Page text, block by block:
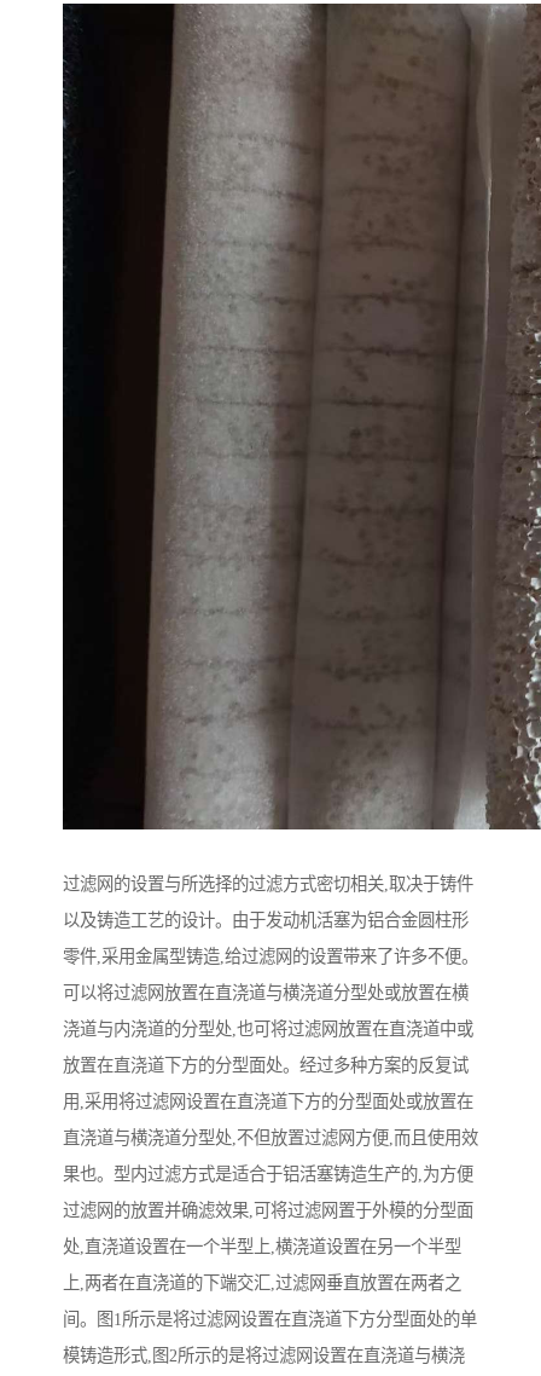
过滤网的设置与所选择的过滤方式密切相关,取决于铸件
以及铸造工艺的设计。由于发动机活塞为铝合金圆柱形
零件,采用金属型铸造,给过滤网的设置带来了许多不便。
可以将过滤网放置在直浇道与横浇道分型处或放置在横
浇道与内浇道的分型处,也可将过滤网放置在直浇道中或
放置在直浇道下方的分型面处。经过多种方案的反复试
用,采用将过滤网设置在直浇道下方的分型面处或放置在
直浇道与横浇道分型处,不但放置过滤网方便,而且使用效
果也。型内过滤方式是适合于铝活塞铸造生产的,为方便
过滤网的放置并确滤效果,可将过滤网置于外模的分型面
处,直浇道设置在一个半型上,横浇道设置在另一个半型
上,两者在直浇道的下端交汇,过滤网垂直放置在两者之
间。图1所示是将过滤网设置在直浇道下方分型面处的单
模铸造形式,图2所示的是将过滤网设置在直浇道与横浇